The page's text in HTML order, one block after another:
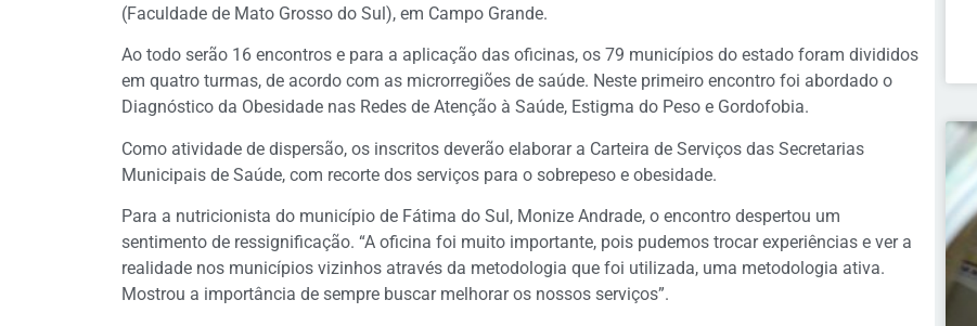
(Faculdade de Mato Grosso do Sul), em Campo Grande.
Ao todo serão 16 encontros e para a aplicação das oficinas, os 79 municípios do estado foram divididos
em quatro turmas, de acordo com as microrregiões de saúde. Neste primeiro encontro foi abordado o
Diagnóstico da Obesidade nas Redes de Atenção à Saúde, Estigma do Peso e Gordofobia.
Como atividade de dispersão, os inscritos deverão elaborar a Carteira de Serviços das Secretarias
Municipais de Saúde, com recorte dos serviços para o sobrepeso e obesidade.
Para a nutricionista do município de Fátima do Sul, Monize Andrade, o encontro despertou um
sentimento de ressignificação. “A oficina foi muito importante, pois pudemos trocar experiências e ver a
realidade nos municípios vizinhos através da metodologia que foi utilizada, uma metodologia ativa.
Mostrou a importância de sempre buscar melhorar os nossos serviços”.